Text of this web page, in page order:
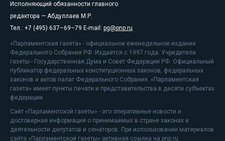
Исполняющий обязанности главного
редактора — Абдуллаев М.Р.
Тел.: +7 (495) 637–69–79 E-mail: pg@pnp.ru
«Парламентская газета» - официальное еженедельное издание
Федерального Собрания РФ. Издается с 1997 года. Учредители
газеты - Государственная Дума и Совет Федерации РФ. Официальный
публикатор федеральных конституционных законов, федеральных
законов и актов палат Федерального Собрания. «Парламентская
газета» имеет пункты печати и представительства в десяти субъектах
федерации.
Сайт «Парламентской газеты» - это оперативные новости и
достоверная информация о принимаемых в стране законах и
деятельности депутатов и сенаторов. При использовании материалов
сайта «Парламентской газеты» активная ссылка на pnp.ru